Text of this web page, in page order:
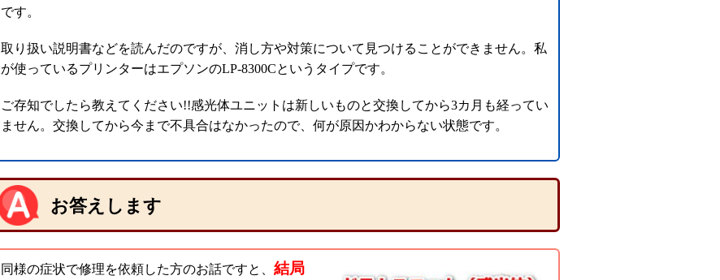
です。
取り扱い説明書などを読んだのですが、消し方や対策について見つけることができません。私
が使っているプリンターはエプソンのLP-8300Cというタイプです。
ご存知でしたら教えてください!!感光体ユニットは新しいものと交換してから3カ月も経ってい
ません。交換してから今まで不具合はなかったので、何が原因かわからない状態です。
お答えします
同様の症状で修理を依頼した方のお話ですと、 結局